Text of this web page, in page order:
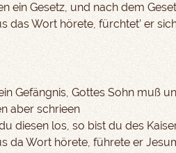
ein Gesetz, und nach dem
das Wort hörete, fürchtet’ er
Gefängnis, Gottes Sohn muß
aber schrieen
diesen los, so bist du des
da Wort hörete, führete er